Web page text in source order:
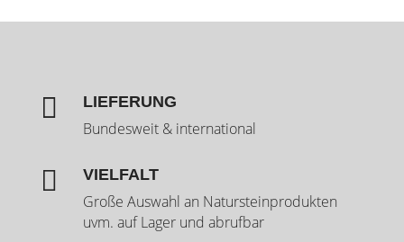
 LIEFERUNG
Bundesweit & international
 VIELFALT
Große Auswahl an Natursteinprodukten
uvm. auf Lager und abrufbar